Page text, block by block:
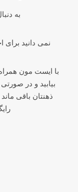
به
نمی دانید برای
با ایست مون همراه
بیابید و در
ذهنتان باقی